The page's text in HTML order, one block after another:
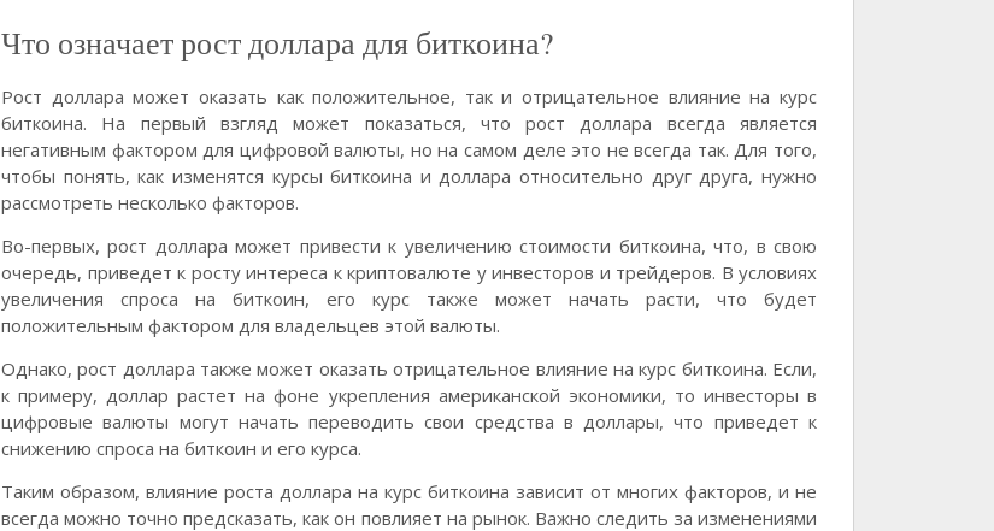
Что означает рост доллара для биткоина?
Рост доллара может оказать как положительное, так и отрицательное влияние на курс
биткоина. На первый взгляд может показаться, что рост доллара всегда является
негативным фактором для цифровой валюты, но на самом деле это не всегда так. Для того,
чтобы понять, как изменятся курсы биткоина и доллара относительно друг друга, нужно
рассмотреть несколько факторов.
Во-первых, рост доллара может привести к увеличению стоимости биткоина, что, в свою
очередь, приведет к росту интереса к криптовалюте у инвесторов и трейдеров. В условиях
увеличения спроса на биткоин, его курс также может начать расти, что будет
положительным фактором для владельцев этой валюты.
Однако, рост доллара также может оказать отрицательное влияние на курс биткоина. Если,
к примеру, доллар растет на фоне укрепления американской экономики, то инвесторы в
цифровые валюты могут начать переводить свои средства в доллары, что приведет к
снижению спроса на биткоин и его курса.
Таким образом, влияние роста доллара на курс биткоина зависит от многих факторов, и не
всегда можно точно предсказать, как он повлияет на рынок. Важно следить за изменениями